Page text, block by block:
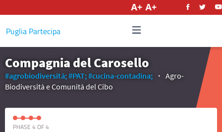
Puglia Partecipa
Compagnia del Carosello
#agrobiodiversità;#PAT;#cucina-contadina;
Agro-
Biodiversità e Comunità del Cibo
PHASE 4 OF 4